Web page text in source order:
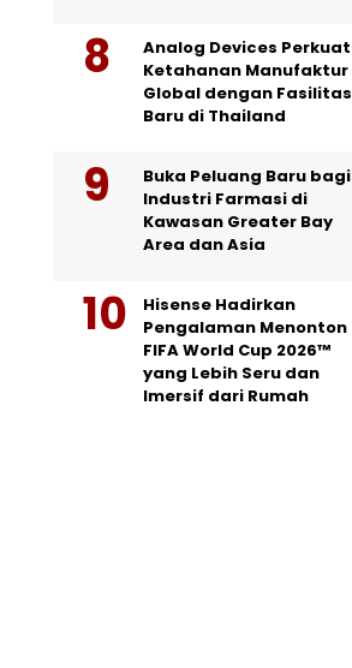
Analog Devices Perkuat
Ketahanan Manufaktur
Global dengan Fasilitas
Baru di Thailand
Buka Peluang Baru bagi
Industri Farmasi di
Kawasan Greater Bay
Area dan Asia
Hisense Hadirkan
Pengalaman Menonton
FIFA World Cup 2026™
yang Lebih Seru dan
Imersif dari Rumah